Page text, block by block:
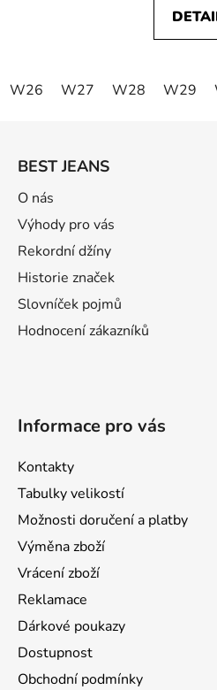
W26 W27 W28 W29
BEST JEANS
O nás
Výhody pro vás
Rekordní džíny
Historie značek
Slovníček pojmů
Hodnocení zákazníků
Informace pro vás
Kontakty
Tabulky velikostí
Možnosti doručení a platby
Výměna zboží
Vrácení zboží
Reklamace
Dárkové poukazy
Dostupnost
Obchodní podmínky